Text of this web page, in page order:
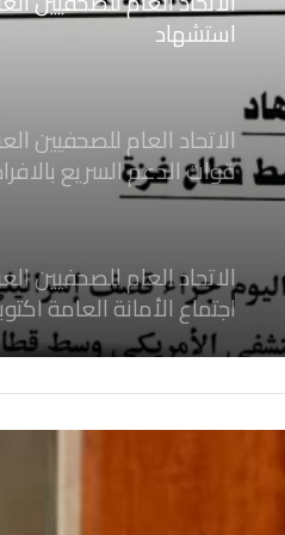
قوات الدعم السريع
الصحفيين السودانيين
الاتحاد العام للصحفيين
اجتماع الأمانة العامة اكتوبر
الاتحاد العام للصحفيين
بكل قوة جرائم الاحتلال
غزة والتي نتج عنها
صحفيين فلسطينيين
الصهيوني للصحفيين